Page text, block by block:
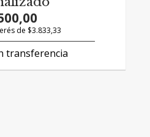
de $3.833,33
transferencia